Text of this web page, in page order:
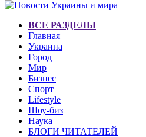
ВСЕ РАЗДЕЛЫ
Главная
Украина
Город
Мир
Бизнес
Спорт
Lifestyle
Шоу-биз
Наука
БЛОГИ ЧИТАТЕЛЕЙ